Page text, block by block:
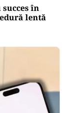
în
lentă